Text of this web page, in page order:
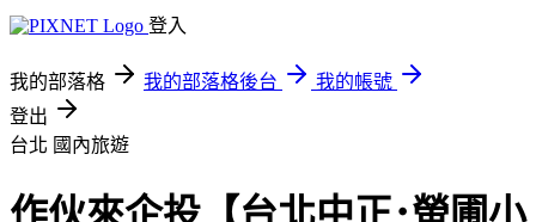
登入
我的部落格 我的部落格後台
我的帳號
登出
台北 國內旅遊